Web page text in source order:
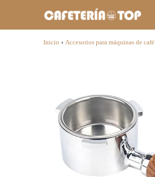
Inicio › Accesorios para máquinas de café